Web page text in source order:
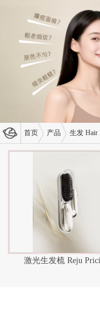
首页 产品 生发 Hair
激光生发梳 Reju